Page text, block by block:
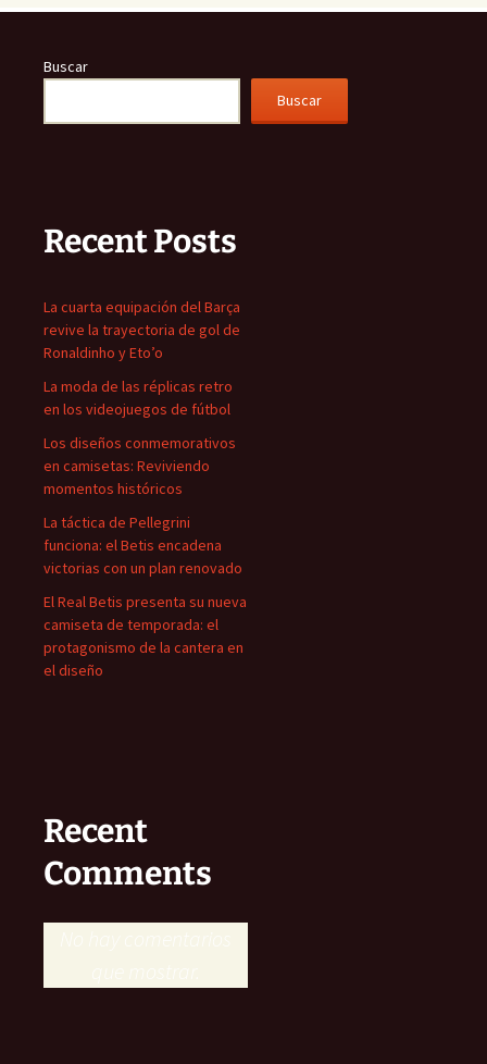
Buscar
Buscar
Recent Posts
La cuarta equipación del Barça
revive la trayectoria de gol de
Ronaldinho y Eto’o
La moda de las réplicas retro
en los videojuegos de fútbol
Los diseños conmemorativos
en camisetas: Reviviendo
momentos históricos
La táctica de Pellegrini
funciona: el Betis encadena
victorias con un plan renovado
El Real Betis presenta su nueva
camiseta de temporada: el
protagonismo de la cantera en
el diseño
Recent
Comments